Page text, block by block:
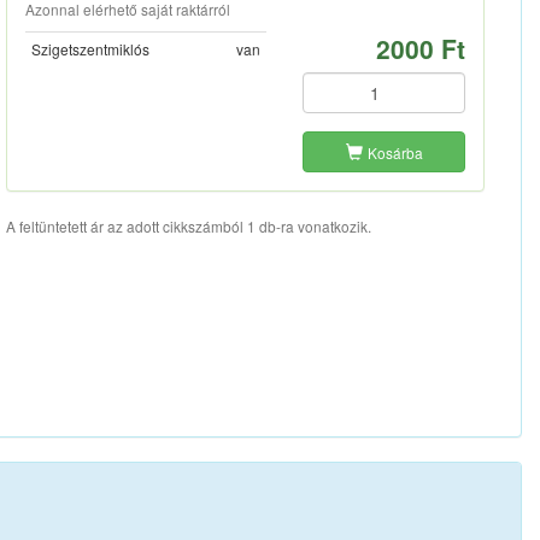
Azonnal elérhető saját raktárról
Szigetszentmiklós
van 2000 Ft
Kosárba
A feltüntetett ár az adott cikkszámból 1 db-ra vonatkozik.